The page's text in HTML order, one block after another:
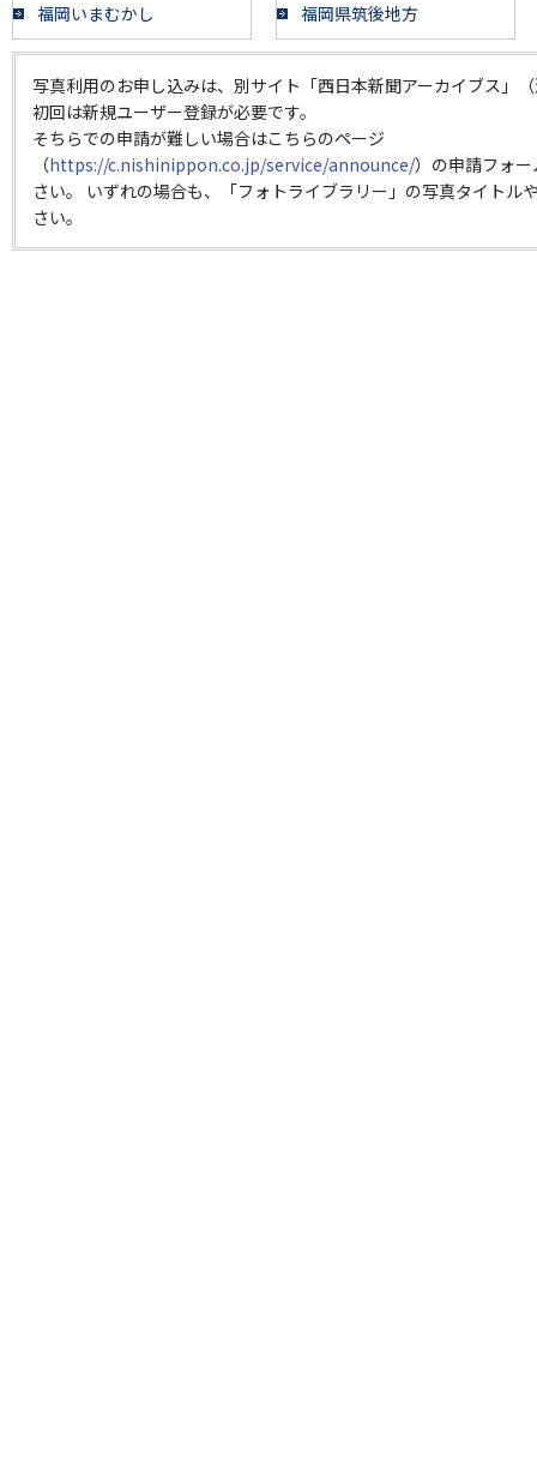
福岡いまむかし 福岡県筑後地方
写真利用のお申し込みは、別サイト「西日本新聞アーカイブス」
初回は新規ユーザー登録が必要です。
そちらでの申請が難しい場合はこちらのページ
（https://c.nishinippon.co.jp/service/announce/）の申請フォ
さい。 いずれの場合も、「フォトライブラリー」の写真タイトル
さい。